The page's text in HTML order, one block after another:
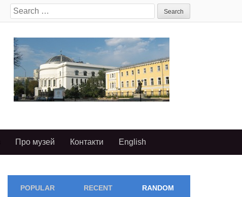
Search
for:
Про музей Контакти English
POPULAR RECENT RANDOM